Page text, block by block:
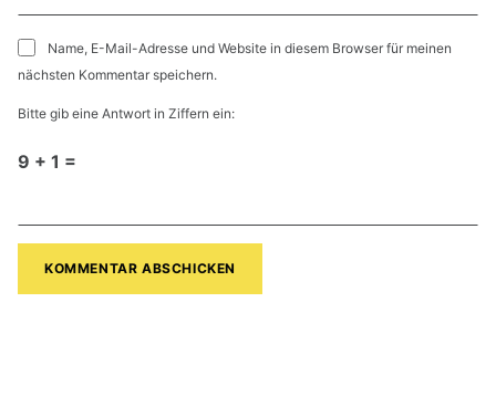
Name, E-Mail-Adresse und Website in diesem Browser für meinen
nächsten Kommentar speichern.
Bitte gib eine Antwort in Ziffern ein:
9 + 1 =